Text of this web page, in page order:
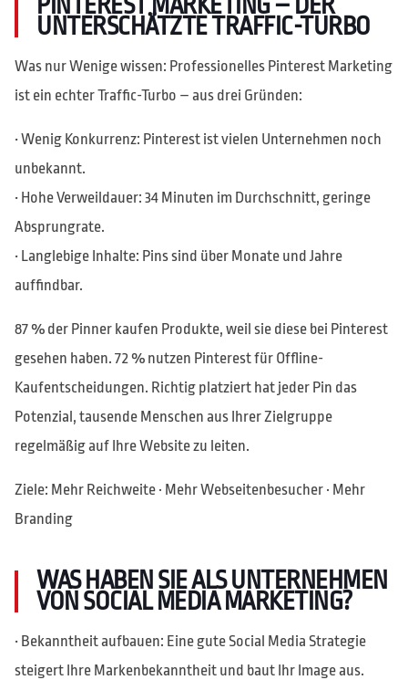
PINTEREST MARKETING – DER
UNTERSCHÄTZTE TRAFFIC-TURBO
Was nur Wenige wissen: Professionelles Pinterest Marketing
ist ein echter Traffic-Turbo – aus drei Gründen:
• Wenig Konkurrenz: Pinterest ist vielen Unternehmen noch
unbekannt.
• Hohe Verweildauer: 34 Minuten im Durchschnitt, geringe
Absprungrate.
• Langlebige Inhalte: Pins sind über Monate und Jahre
auffindbar.
87 % der Pinner kaufen Produkte, weil sie diese bei Pinterest
gesehen haben. 72 % nutzen Pinterest für Offline-
Kaufentscheidungen. Richtig platziert hat jeder Pin das
Potenzial, tausende Menschen aus Ihrer Zielgruppe
regelmäßig auf Ihre Website zu leiten.
Ziele: Mehr Reichweite · Mehr Webseitenbesucher · Mehr
Branding
WAS HABEN SIE ALS UNTERNEHMEN
VON SOCIAL MEDIA MARKETING?
• Bekanntheit aufbauen: Eine gute Social Media Strategie
steigert Ihre Markenbekanntheit und baut Ihr Image aus.